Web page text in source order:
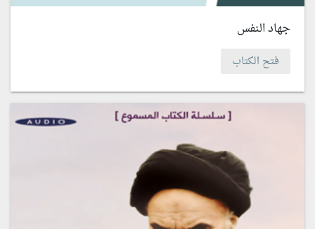
جهاد النفس
فتح الكتاب